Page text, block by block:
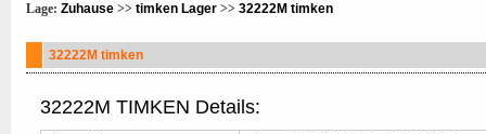
Lage: Zuhause >> timken Lager >> 32222M timken
32222M timken
32222M TIMKEN Details: